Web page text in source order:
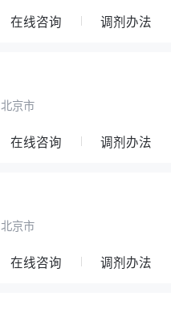
在线咨询 调剂办法
北京市
在线咨询 调剂办法
北京市
在线咨询 调剂办法